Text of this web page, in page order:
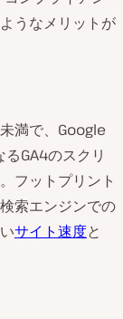
うなメリットが
満で、Google
GA4のスクリ
フットプリント
索エンジンでの
サイト速度と